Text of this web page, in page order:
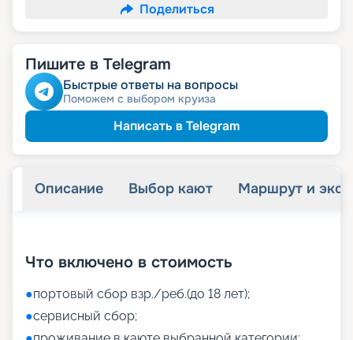
Поделиться
Пишите в Telegram
Быстрые ответы на вопросы
Поможем с выбором круиза
Написать в Telegram
Описание Выбор кают Маршрут и
Что включено в стоимость
●портовый сбор взр./реб.(до 18 лет);
●сервисный сбор;